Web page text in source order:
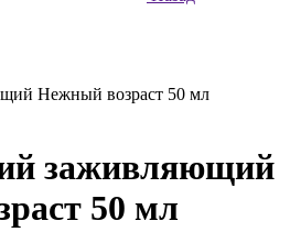
Нежный возраст 50 мл
заживляющий
50 мл